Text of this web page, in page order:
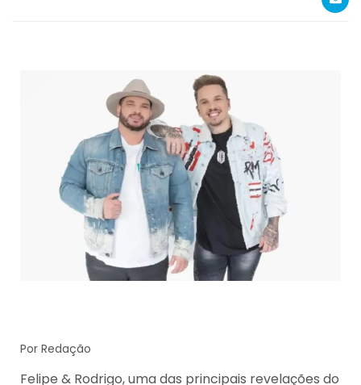
Por Redação
Felipe & Rodrigo, uma das principais revelações do